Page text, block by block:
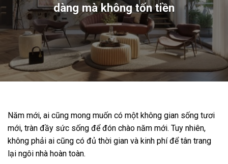
dàng mà không tốn tiền
Năm mới, ai cũng mong muốn có một không gian sống tươi
mới, tràn đầy sức sống để đón chào năm mới. Tuy nhiên,
không phải ai cũng có đủ thời gian và kinh phí để tân trang
lại ngôi nhà hoàn toàn.